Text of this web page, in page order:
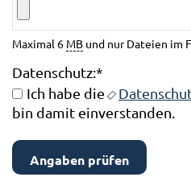
Maximal 6 MB und nur Dateien im
Datenschutz:*
Ich habe die
bin damit einverstanden.